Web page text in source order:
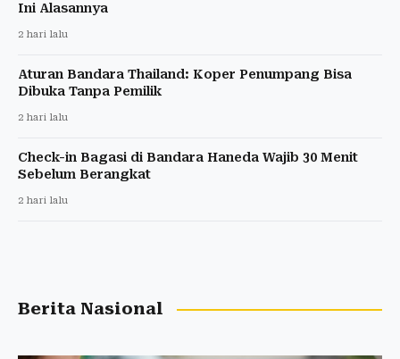
Ini Alasannya
2 hari lalu
Aturan Bandara Thailand: Koper Penumpang Bisa
Dibuka Tanpa Pemilik
2 hari lalu
Check-in Bagasi di Bandara Haneda Wajib 30 Menit
Sebelum Berangkat
2 hari lalu
Berita Nasional